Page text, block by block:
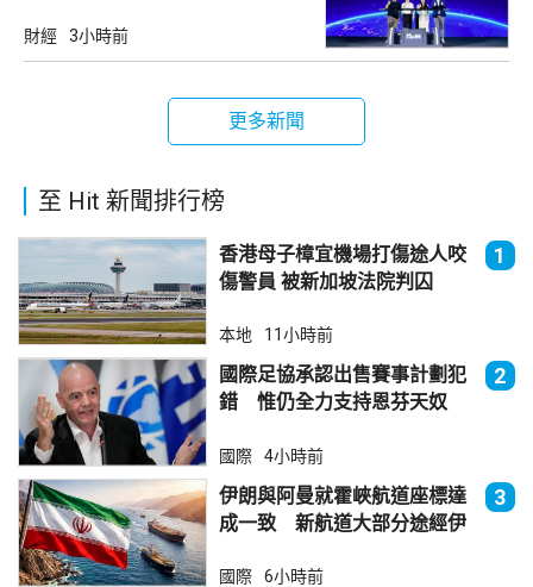
財經 3小時前
更多新聞
至 Hit 新聞排行榜
香港母子樟宜機場打傷途人咬
傷警員 被新加坡法院判囚
1
本地 11小時前
國際足協承認出售賽事計劃犯
錯 惟仍全力支持恩芬天奴
2
國際 4小時前
伊朗與阿曼就霍峽航道座標達
成一致 新航道大部分途經伊
3
國際 6小時前